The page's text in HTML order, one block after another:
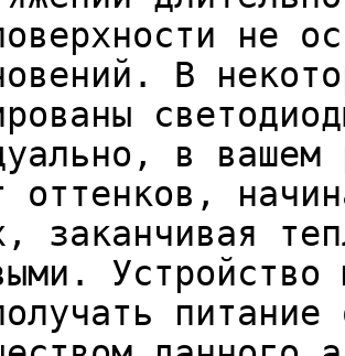
не
В
в вашем
оттенков,
заканчивая
питание